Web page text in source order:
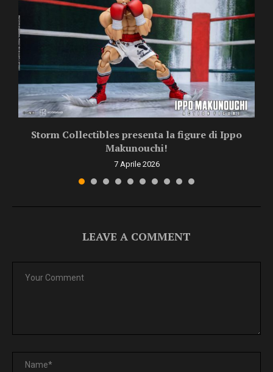
Storm Collectibles presenta la figure di Ippo
Makunouchi!
7 Aprile 2026
LEAVE A COMMENT